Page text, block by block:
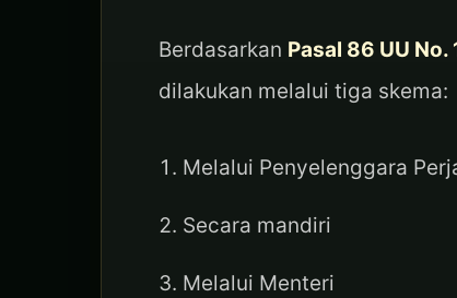
Berdasarkan Pasal 86 UU
dilakukan melalui tiga skema:
Melalui Penyelenggara
Secara mandiri
Melalui Menteri